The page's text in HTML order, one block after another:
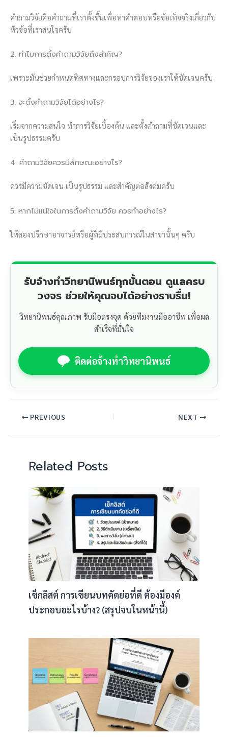
คำถามวิจัยคือคำถามที่เราตั้งขึ้นเพื่อหาคำตอบหรือข้อเท็จจริงเกี่ยวกับ
หัวข้อที่เราสนใจครับ
2. ทำไมการตั้งคำถามวิจัยถึงสำคัญ?
เพราะมันช่วยกำหนดทิศทางและกรอบการวิจัยของเราให้ชัดเจนครับ
3. จะตั้งคำถามวิจัยได้อย่างไร?
เริ่มจากความสนใจ ทำการวิจัยเบื้องต้น และตั้งคำถามที่ชัดเจนและ
เป็นรูปธรรมครับ
4. คำถามวิจัยควรมีลักษณะอย่างไร?
ควรมีความชัดเจน เป็นรูปธรรม และสำคัญต่อสังคมครับ
5. หากไม่แน่ใจในการตั้งคำถามวิจัย ควรทำอย่างไร?
ให้ลองปรึกษาอาจารย์หรือผู้ที่มีประสบการณ์ในสาขานั้นๆ ครับ
รับจ้างทำวิทยานิพนธ์ทุกขั้นตอน ดูแลครบ
วงจร ช่วยให้คุณจบได้อย่างราบรื่น!
วิทยานิพนธ์คุณภาพ รับมือตรงจุด ด้วยทีมงานมืออาชีพ เพื่อผล
สำเร็จที่มั่นใจ
ติดต่อจ้างทำวิทยานิพนธ์
PREVIOUS NEXT
Related Posts
เช็กลิสต์ การเขียนบทคัดย่อที่ดี ต้องมีองค์
ประกอบอะไรบ้าง? (สรุปจบในหน้านี้)